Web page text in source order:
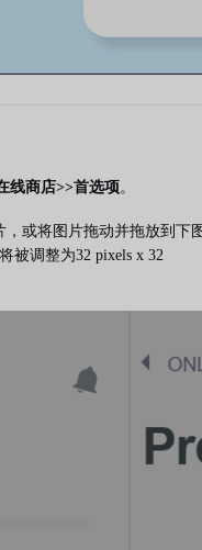
线商店>>首选项。
或将图片拖动并拖放到下
被调整为32 pixels x 32